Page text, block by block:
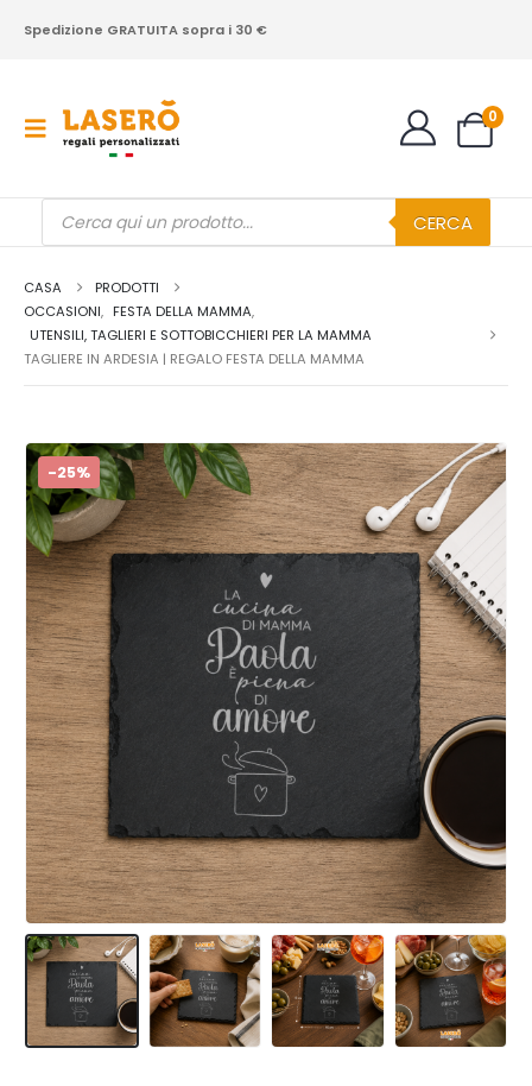
Spedizione GRATUITA sopra i 30 €
0
Products
search CERCA
CASA
PRODOTTI
OCCASIONI, FESTA DELLA MAMMA,
UTENSILI, TAGLIERI E SOTTOBICCHIERI PER LA MAMMA
TAGLIERE IN ARDESIA | REGALO FESTA DELLA MAMMA
-25%